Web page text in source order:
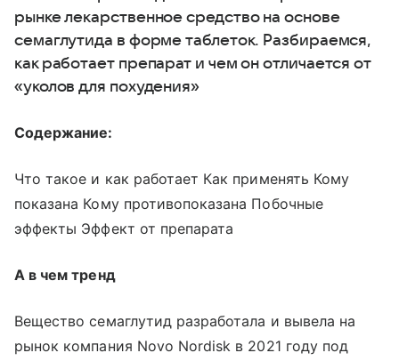
рынке лекарственное средство на основе
семаглутида в форме таблеток. Разбираемся,
как работает препарат и чем он отличается от
«уколов для похудения»
Содержание:
Что такое и как работает Как применять Кому
показана Кому противопоказана Побочные
эффекты Эффект от препарата
А в чем тренд
Вещество семаглутид разработала и вывела на
рынок компания Novo Nordisk в 2021 году под